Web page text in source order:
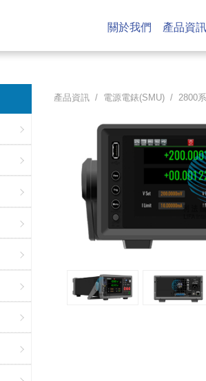
關於我們 產品資訊
產品資訊 / 電源電錶(SMU) / 2800